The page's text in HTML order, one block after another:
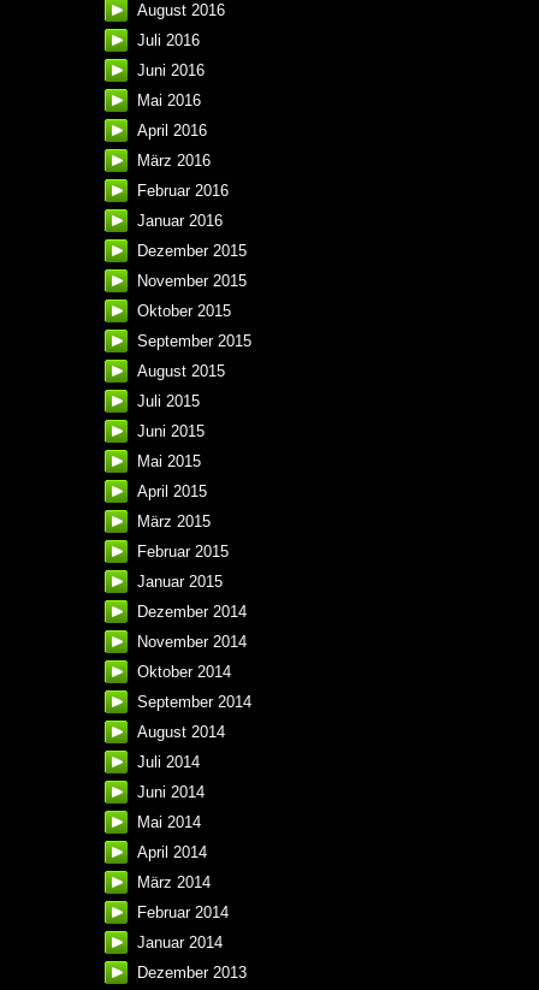
August 2016
Juli 2016
Juni 2016
Mai 2016
April 2016
März 2016
Februar 2016
Januar 2016
Dezember 2015
November 2015
Oktober 2015
September 2015
August 2015
Juli 2015
Juni 2015
Mai 2015
April 2015
März 2015
Februar 2015
Januar 2015
Dezember 2014
November 2014
Oktober 2014
September 2014
August 2014
Juli 2014
Juni 2014
Mai 2014
April 2014
März 2014
Februar 2014
Januar 2014
Dezember 2013